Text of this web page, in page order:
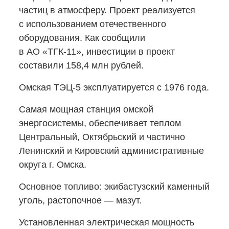
частиц в атмосферу. Проект реализуется
с использованием отечественного
оборудования. Как сообщили
в АО «ТГК-11», инвестиции в проект
составили 158,4 млн рублей.
Омская ТЭЦ-5 эксплуатируется с 1976 года.
Самая мощная станция омской
энергосистемы, обеспечивает теплом
Центральный, Октябрьский и частично
Ленинский и Кировский административные
округа г. Омска.
Основное топливо: экибастузский каменный
уголь, растопочное — мазут.
Установленная электрическая мощность